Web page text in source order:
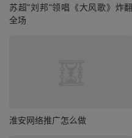
苏超“刘邦”领唱《大风歌》炸翻
全场
淮安网络推广怎么做